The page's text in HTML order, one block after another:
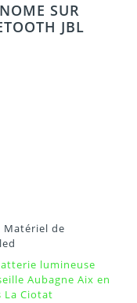
SUR
JBL
Matériel de
lumineuse
Aubagne Aix en
La Ciotat